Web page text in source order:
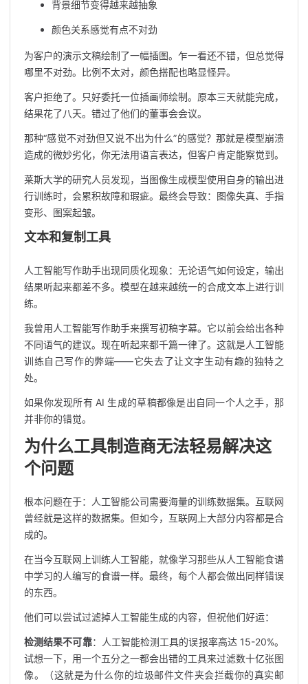
背景细节变得越来越抽象
颜色关系感觉有点不对劲
为客户的演示文稿绘制了一幅插图。乍一看还不错，但总觉得
哪里不对劲。比例不太对，颜色搭配也略显怪异。
客户拒绝了。只好委托一位插画师绘制。原本三天就能完成，
结果花了八天。错过了他们的董事会会议。
那种“感觉不对劲但又说不出为什么”的感觉？那就是模型崩溃
造成的微妙劣化，你无法用语言表达，但客户肯定能察觉到。
莱斯大学的研究人员发现，当图像生成模型使用自身的输出进
行训练时，会累积故障和瑕疵。最终会导致：图像失真、手指
变形、图案起皱。
文本和复制工具
人工智能写作助手出现同质化现象：无论语气如何设定，输出
结果听起来都差不多。模型在越来越统一的合成文本上进行训
练。
我曾用人工智能写作助手来撰写初稿字幕。它以前会给出各种
不同语气的建议。现在听起来都千篇一律了。这就是人工智能
训练自己写作的弊端——它失去了让文字生动有趣的独特之
处。
如果你发现所有 AI 生成的草稿都像是出自同一个人之手，那
并非你的错觉。
为什么工具制造商无法轻易解决这
个问题
根本问题在于：人工智能公司需要海量的训练数据集。互联网
曾经就是这样的数据集。但如今，互联网上大部分内容都是合
成的。
在当今互联网上训练人工智能，就像学习那些从人工智能食谱
中学习的人编写的食谱一样。最终，每个人​​都会做出同样错误
的东西。
他们可以尝试过滤掉人工智能生成的内容，但祝他们好运：
检测结果不可靠：人工智能检测工具的误报率高达 15-20%。
试想一下，用一个五分之一都会出错的工具来过滤数十亿张图
像。（这就是为什么你的垃圾邮件文件夹会拦截你的真实邮